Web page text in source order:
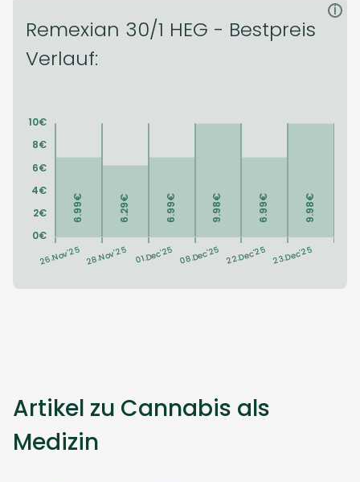
Remexian 30/1 HEG - Bestpreis
Verlauf:
i
Artikel zu Cannabis als
Medizin